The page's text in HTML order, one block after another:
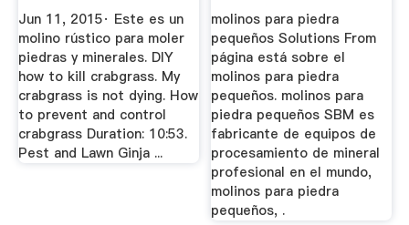
Jun 11, 2015· Este es un
molino rústico para moler
piedras y minerales. DIY
how to kill crabgrass. My
crabgrass is not dying. How
to prevent and control
crabgrass Duration: 10:53.
Pest and Lawn Ginja ...
molinos para piedra
pequeños Solutions From
página está sobre el
molinos para piedra
pequeños. molinos para
piedra pequeños SBM es
fabricante de equipos de
procesamiento de mineral
profesional en el mundo,
molinos para piedra
pequeños, .